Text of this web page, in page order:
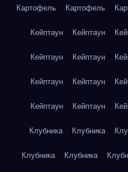
Картофель Картофель
Кейптаун Кейптаун
Кейптаун Кейптаун
Кейптаун Кейптаун
Кейптаун Кейптаун
Клубника Клубника
Клубника Клубника